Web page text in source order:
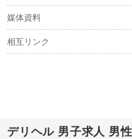
媒体資料
相互リンク
デリヘル 男子求人 男